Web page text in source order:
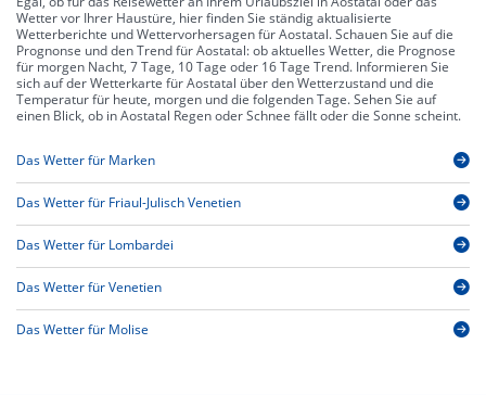
Wetter vor Ihrer Haustüre, hier finden Sie ständig aktualisierte
Wetterberichte und Wettervorhersagen für Aostatal. Schauen Sie auf die
Prognonse und den Trend für Aostatal: ob aktuelles Wetter, die Prognose
für morgen Nacht, 7 Tage, 10 Tage oder 16 Tage Trend. Informieren Sie
sich auf der Wetterkarte für Aostatal über den Wetterzustand und die
Temperatur für heute, morgen und die folgenden Tage. Sehen Sie auf
einen Blick, ob in Aostatal Regen oder Schnee fällt oder die Sonne scheint.
Das Wetter für Marken
Das Wetter für Friaul-Julisch Venetien
Das Wetter für Lombardei
Das Wetter für Venetien
Das Wetter für Molise